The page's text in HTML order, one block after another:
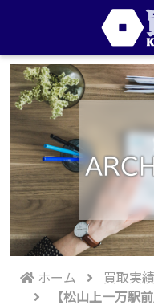
ホーム
買取実績
【松山上一万駅